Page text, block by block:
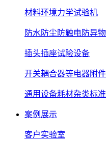
材料环境力学试验机
防水防尘防触电防异物
插头插座试验设备
开关耦合器等电器附件
通用设备耗材杂类标准
案例展示
客户实验室